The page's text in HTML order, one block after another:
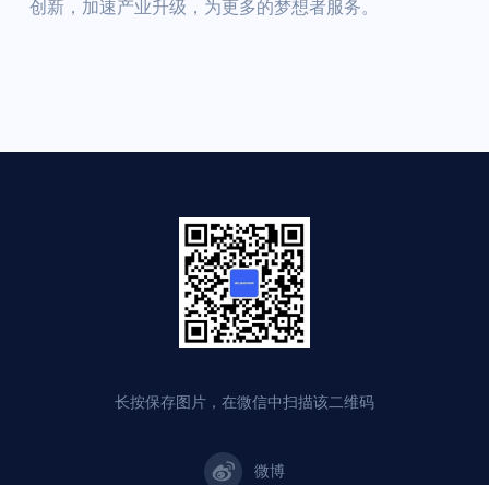
创新，加速产业升级，为更多的梦想者服务。
长按保存图片，在微信中扫描该二维码
微博